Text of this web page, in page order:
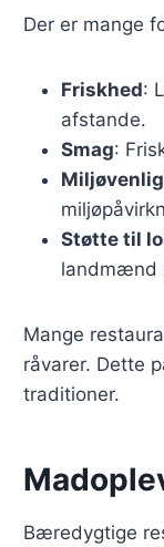
Der er mange
Friskhed:
afstande.
Smag:
Støtte til
landmænd
Mange
råvarer. Dette
traditioner.
Bæredygtige